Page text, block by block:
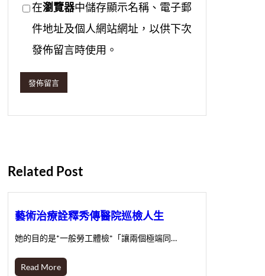
在瀏覽器中儲存顯示名稱、電子郵
件地址及個人網站網址，以供下次
發佈留言時使用。
Related Post
藝術治療詮釋秀傳醫院巡檢人生
她的目的是*一般勞工體檢*「讓兩個極端同…
Read More